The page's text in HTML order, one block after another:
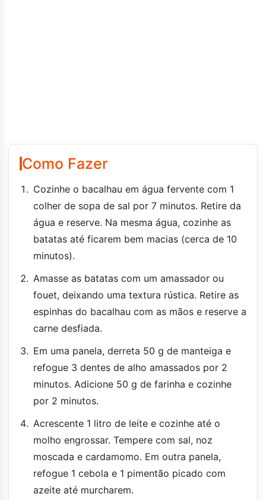
Como Fazer
Cozinhe o bacalhau em água fervente com 1
colher de sopa de sal por 7 minutos. Retire da
água e reserve. Na mesma água, cozinhe as
batatas até ficarem bem macias (cerca de 10
minutos).
Amasse as batatas com um amassador ou
fouet, deixando uma textura rústica. Retire as
espinhas do bacalhau com as mãos e reserve a
carne desfiada.
Em uma panela, derreta 50 g de manteiga e
refogue 3 dentes de alho amassados por 2
minutos. Adicione 50 g de farinha e cozinhe
por 2 minutos.
Acrescente 1 litro de leite e cozinhe até o
molho engrossar. Tempere com sal, noz
moscada e cardamomo. Em outra panela,
refogue 1 cebola e 1 pimentão picado com
azeite até murcharem.